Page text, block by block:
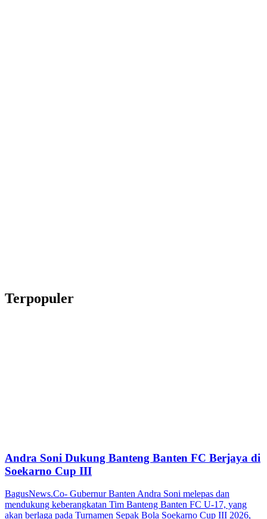
Terpopuler
Andra Soni Dukung Banteng Banten FC Berjaya di
Soekarno Cup III
BagusNews.Co- Gubernur Banten Andra Soni melepas dan
mendukung keberangkatan Tim Banteng Banten FC U-17, yang
akan berlaga pada Turnamen Sepak Bola Soekarno Cup III 2026,